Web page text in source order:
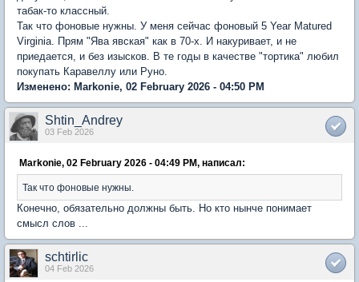
табак-то классный.
Так что фоновые нужны. У меня сейчас фоновый 5 Year Matured
Virginia. Прям "Ява явская" как в 70-х. И накуривает, и не
приедается, и без изысков. В те годы в качестве "тортика" любил
покупать Каравеллу или Руно.
Изменено: Markonie, 02 February 2026 - 04:50 PM
Shtin_Andrey
03 Feb 2026
Markonie, 02 February 2026 - 04:49 PM, написал:
Так что фоновые нужны.
Конечно, обязательно должны быть. Но кто нынче понимает
смысл слов ...
schtirlic
04 Feb 2026